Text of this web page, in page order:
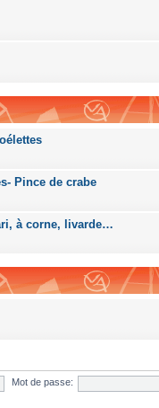
Pince de crabe
à corne, livarde…
Mot de passe: